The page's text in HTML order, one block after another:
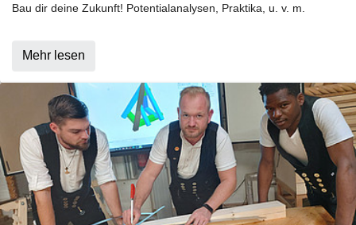
Bau dir deine Zukunft! Potentialanalysen, Praktika, u. v. m.
Mehr lesen